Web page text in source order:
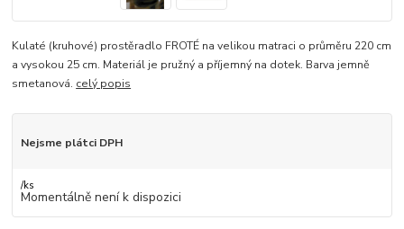
Kulaté (kruhové) prostěradlo FROTÉ na velikou matraci o průměru 220 cm
a vysokou 25 cm. Materiál je pružný a příjemný na dotek. Barva jemně
smetanová. celý popis
Nejsme plátci DPH
/ks
Momentálně není k dispozici